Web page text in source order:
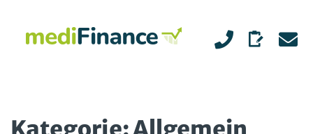
content